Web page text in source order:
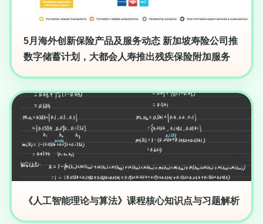
5月海外创新保险产品及服务动态 新加坡寿险公司推
数字储蓄计划，大都会人寿推出残疾保险附加服务
《人工智能理论与算法》课程核心知识点与习题解析